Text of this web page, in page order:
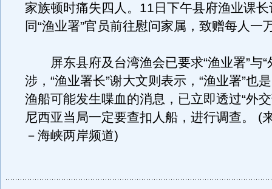
家族顿时痛失四人。11日下午县府渔业课
同“渔业署”官员前往慰问家属，致赠每人一
屏东县府及台湾渔会已要求“渔业署”与“
涉，“渔业署长”谢大文则表示，“渔业署”也
渔船可能发生喋血的消息，已立即透过“外
尼西亚当局一定要查扣人船，进行调查。 (
－海峡两岸频道)